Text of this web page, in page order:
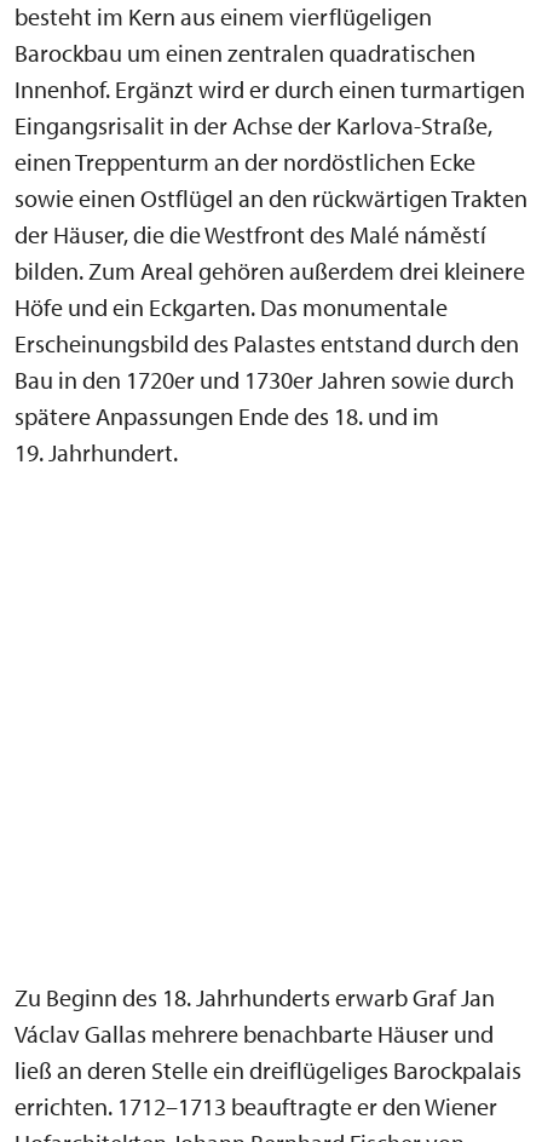
besteht im Kern aus einem vierflügeligen
Barockbau um einen zentralen quadratischen
Innenhof. Ergänzt wird er durch einen turmartigen
Eingangsrisalit in der Achse der Karlova-Straße,
einen Treppenturm an der nordöstlichen Ecke
sowie einen Ostflügel an den rückwärtigen Trakten
der Häuser, die die Westfront des Malé náměstí
bilden. Zum Areal gehören außerdem drei kleinere
Höfe und ein Eckgarten. Das monumentale
Erscheinungsbild des Palastes entstand durch den
Bau in den 1720er und 1730er Jahren sowie durch
spätere Anpassungen Ende des 18. und im
19. Jahrhundert.
Zu Beginn des 18. Jahrhunderts erwarb Graf Jan
Václav Gallas mehrere benachbarte Häuser und
ließ an deren Stelle ein dreiflügeliges Barockpalais
errichten. 1712–1713 beauftragte er den Wiener